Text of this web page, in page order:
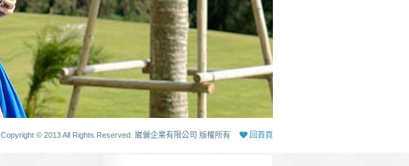
Copyright © 2013 All Rights Reserved. 崴儷企業有限公司 版權所有 回首頁